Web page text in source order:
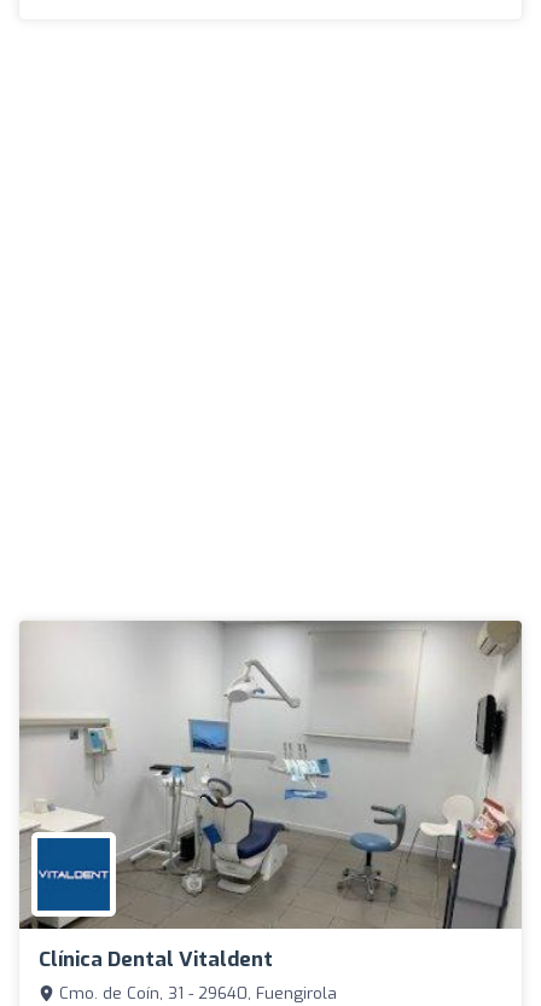
Clínica Dental Vitaldent
Cmo. de Coín, 31 - 29640, Fuengirola